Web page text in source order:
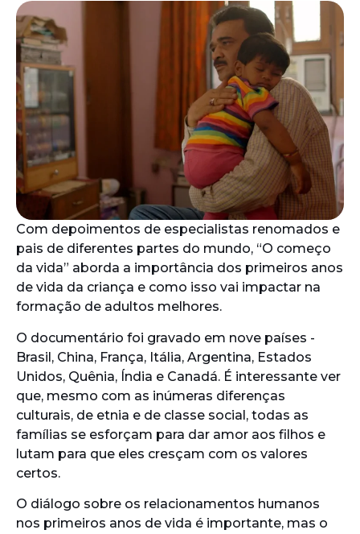
Com depoimentos de especialistas renomados e
pais de diferentes partes do mundo, “O começo
da vida” aborda a importância dos primeiros anos
de vida da criança e como isso vai impactar na
formação de adultos melhores.
O documentário foi gravado em nove países -
Brasil, China, França, Itália, Argentina, Estados
Unidos, Quênia, Índia e Canadá. É interessante ver
que, mesmo com as inúmeras diferenças
culturais, de etnia e de classe social, todas as
famílias se esforçam para dar amor aos filhos e
lutam para que eles cresçam com os valores
certos.
O diálogo sobre os relacionamentos humanos
nos primeiros anos de vida é importante, mas o